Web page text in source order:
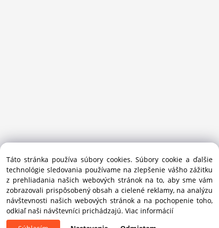
bežecké lyžovanie.
Ako prémiový partner Salomon pomáhame športovcom
vybrať správnu výbavu do mesta i hôr.
Copyright © 2019 - 2025 Sansport / info@sansport.sk / All
rights reserved
Táto stránka používa súbory cookies. Súbory cookie a ďalšie
technológie sledovania používame na zlepšenie vášho zážitku
z prehliadania našich webových stránok na to, aby sme vám
zobrazovali prispôsobený obsah a cielené reklamy, na analýzu
návštevnosti našich webových stránok a na pochopenie toho,
odkiaľ naši návštevníci prichádzajú. Viac informácií